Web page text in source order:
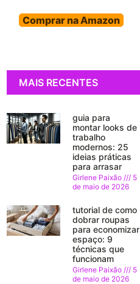
Comprar na Amazon
MAIS RECENTES
guia para
montar looks de
trabalho
modernos: 25
ideias práticas
para arrasar
Girlene Paixão
5
de maio de 2026
tutorial de como
dobrar roupas
para economizar
espaço: 9
técnicas que
funcionam
Girlene Paixão
5
de maio de 2026